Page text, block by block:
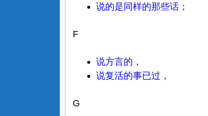
说的是同样的那些话；
F
说方言的，
说复活的事已过，
G